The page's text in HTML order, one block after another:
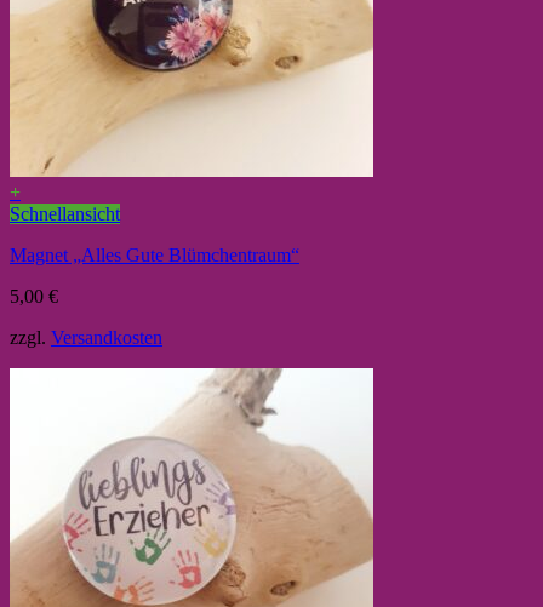
+
Schnellansicht
Magnet „Alles Gute Blümchentraum“
5,00 €
zzgl. Versandkosten